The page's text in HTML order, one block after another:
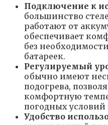
Подключение к
большинство
работают от
обеспечивает
без
батареек.
Регулируемый
обычно имеют
подогрева,
комфортную
погодных
Удобство